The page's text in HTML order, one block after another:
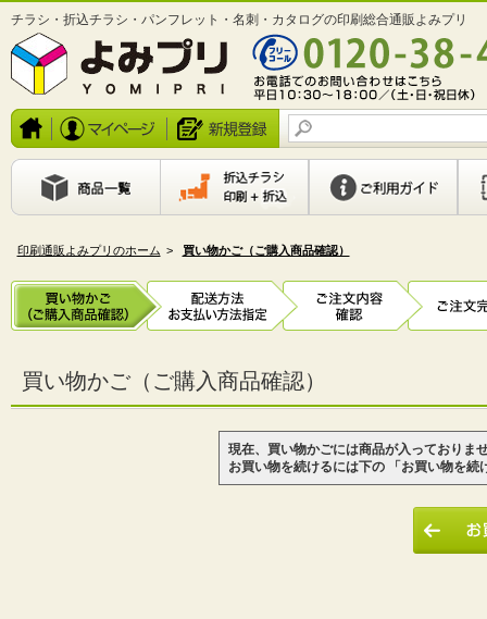
チラシ・折込チラシ・パンフレット・名刺・カタログの印刷総合通販よみプリ
印刷通販よみプリのホーム > 買い物かご（ご購入商品確認）
買い物かご（ご購入商品確認）
現在、買い物かごには商品が入っておりま
お買い物を続けるには下の 「お買い物を続